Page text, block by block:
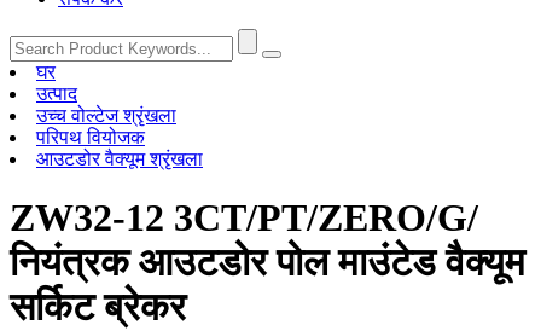
घर
उत्पाद
उच्च वोल्टेज श्रृंखला
परिपथ वियोजक
आउटडोर वैक्यूम श्रृंखला
ZW32-12 3CT/PT/ZERO/G/
नियंत्रक आउटडोर पोल माउंटेड वैक्यूम
सर्किट ब्रेकर